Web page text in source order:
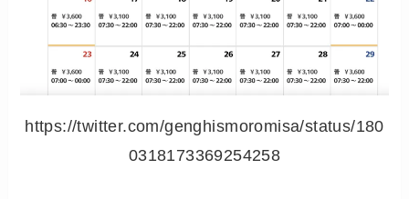
https://twitter.com/genghismoromisa/status/180
0318173369254258